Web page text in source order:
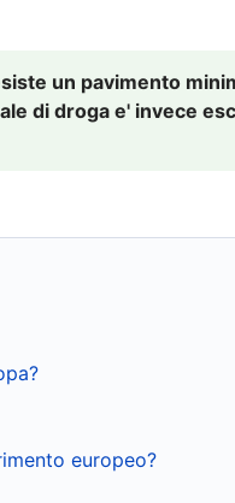
un pavimento
di droga e' invece
europeo?